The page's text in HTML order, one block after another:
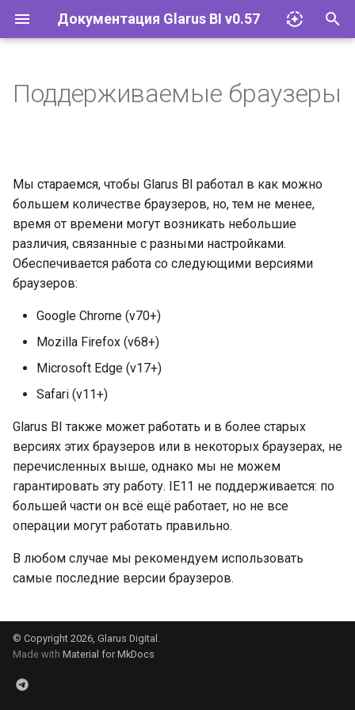
Документация Glarus BI v0.57
л
и
з
п
о
с
а
Импорт файлов Excel
Визуализации
Дашборды
Моделирование данных
Организация
Glarus AI
Соответствие 152-ФЗ
Сетевые требования и SLA
Glarus BI и Claude AI
Установка и эксплуатация
Управление плагинами
Базы данных
Учётные записи и группы
Инструменты
Решение проблем
Документация API Glarus BI
Поддерживаемые браузеры
Мы стараемся, чтобы Glarus BI работал в как можно
большем количестве браузеров, но, тем не менее,
время от времени могут возникать небольшие
различия, связанные с разными настройками.
Обеспечивается работа со следующими версиями
браузеров:
Google Chrome (v70+)
Mozilla Firefox (v68+)
Microsoft Edge (v17+)
Safari (v11+)
Glarus BI также может работать и в более старых
версиях этих браузеров или в некоторых браузерах, не
перечисленных выше, однако мы не можем
гарантировать эту работу. IE11 не поддерживается: по
большей части он всё ещё работает, но не все
операции могут работать правильно.
В любом случае мы рекомендуем использовать
самые последние версии браузеров.
© Copyright 2026, Glarus Digital.
Made with Material for MkDocs